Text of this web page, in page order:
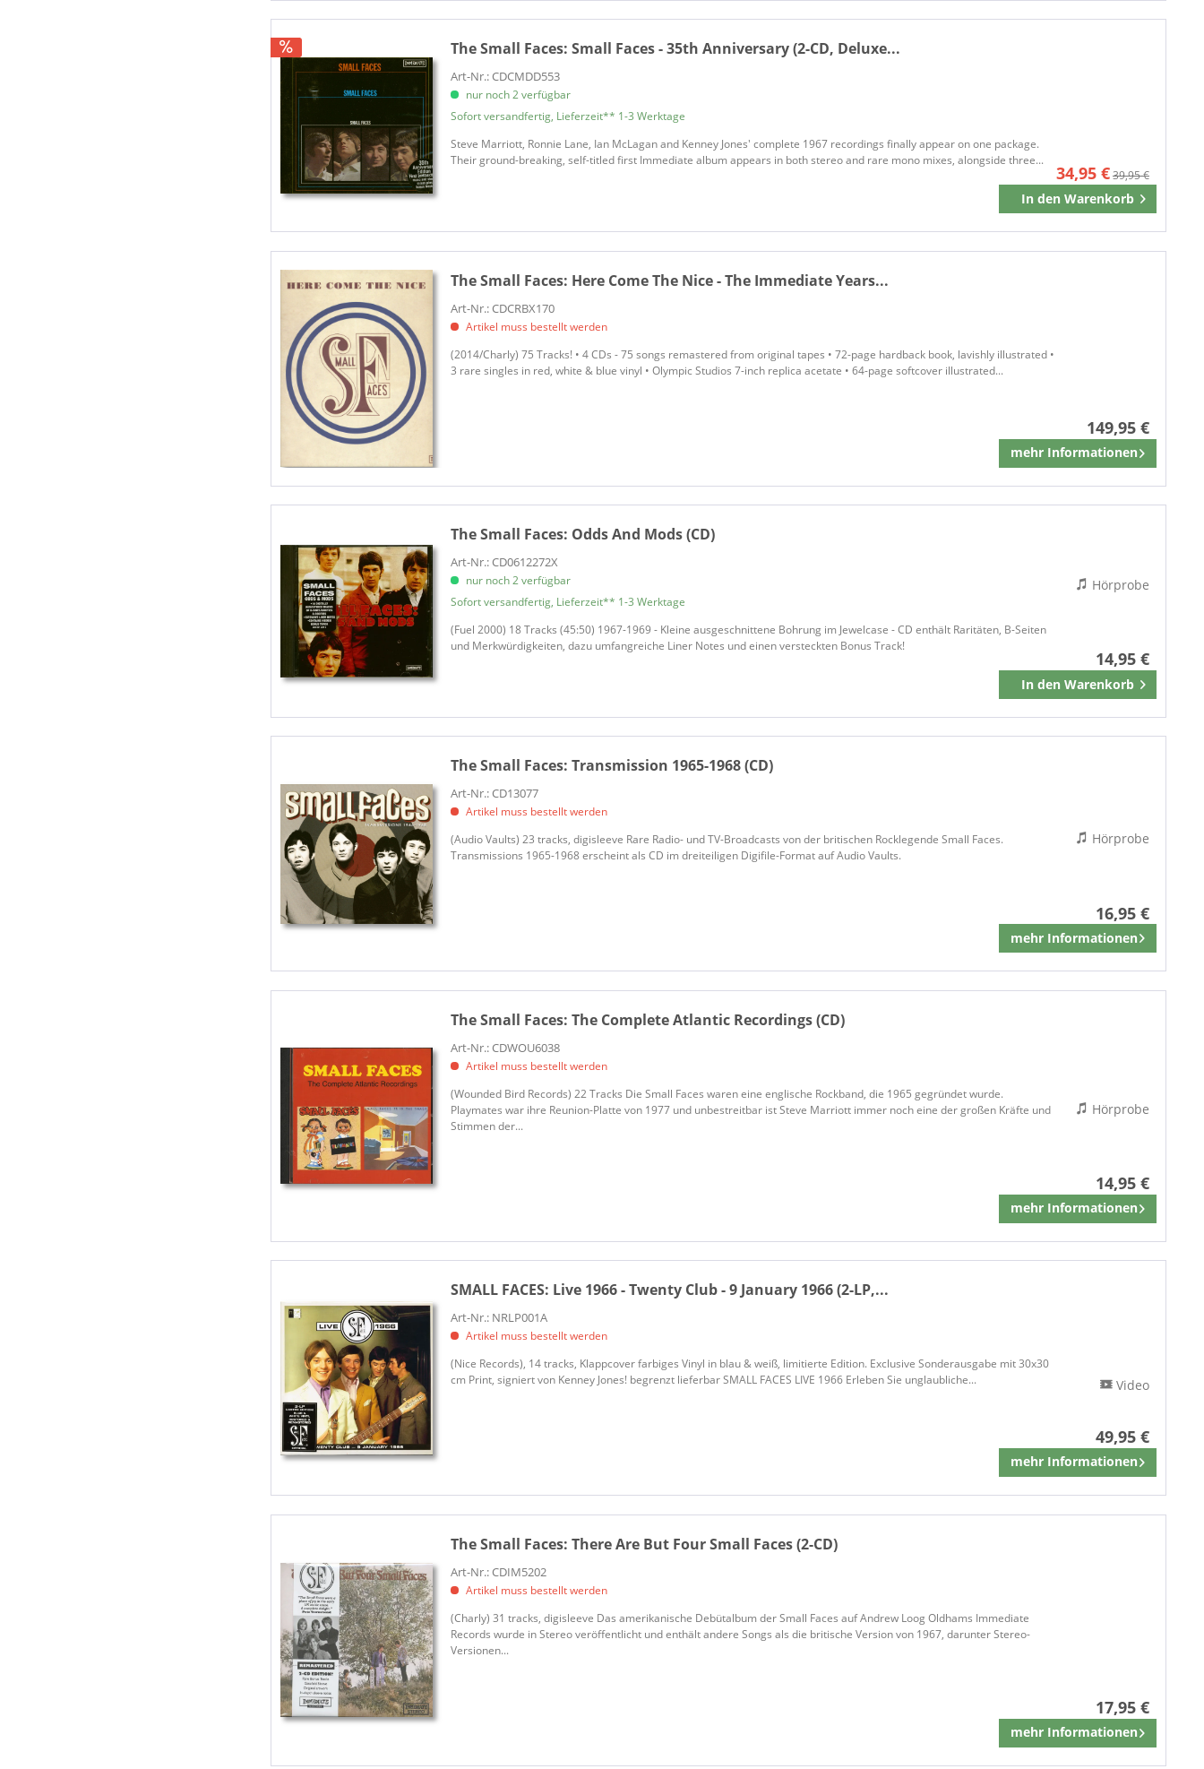
The Small Faces:Small Faces - 35th Anniversary (2-CD, Deluxe...
Art-Nr.: CDCMDD553
nur noch 2 verfügbar
Sofort versandfertig, Lieferzeit** 1-3 Werktage
Steve Marriott, Ronnie Lane, Ian McLagan and Kenney Jones' complete 1967 recordings finally appear on one package.
Their ground-breaking, self-titled first Immediate album appears in both stereo and rare mono mixes, alongside three...
34,95 €39,95 €
In den Warenkorb
Merken
The Small Faces: Here Come The Nice - The Immediate Years...
Art-Nr.: CDCRBX170
Artikel muss bestellt werden
(2014/Charly) 75 Tracks! • 4 CDs - 75 songs remastered from original tapes • 72-page hardback book, lavishly illustrated •
3 rare singles in red, white & blue vinyl • Olympic Studios 7-inch replica acetate • 64-page softcover illustrated...
149,95 €
mehr Informationen
Merken
The Small Faces: Odds And Mods (CD)
Art-Nr.: CD0612272X
nur noch 2 verfügbar
Sofort versandfertig, Lieferzeit** 1-3 Werktage
(Fuel 2000) 18 Tracks (45:50) 1967-1969 - Kleine ausgeschnittene Bohrung im Jewelcase - CD enthält Raritäten, B-Seiten
und Merkwürdigkeiten, dazu umfangreiche Liner Notes und einen versteckten Bonus Track!
14,95 €
In den Warenkorb
Merken
Hörprobe
The Small Faces:Transmission 1965-1968 (CD)
Art-Nr.: CD13077
Artikel muss bestellt werden
(Audio Vaults) 23 tracks, digisleeve Rare Radio- und TV-Broadcasts von der britischen Rocklegende Small Faces.
Transmissions 1965-1968 erscheint als CD im dreiteiligen Digifile-Format auf Audio Vaults.
16,95 €
mehr Informationen
Merken
Hörprobe
The Small Faces:The Complete Atlantic Recordings (CD)
Art-Nr.: CDWOU6038
Artikel muss bestellt werden
(Wounded Bird Records) 22 Tracks Die Small Faces waren eine englische Rockband, die 1965 gegründet wurde.
Playmates war ihre Reunion-Platte von 1977 und unbestreitbar ist Steve Marriott immer noch eine der großen Kräfte und
Stimmen der...
14,95 €
mehr Informationen
Merken
Hörprobe
SMALL FACES: Live 1966 - Twenty Club - 9 January 1966 (2-LP,...
Art-Nr.: NRLP001A
Artikel muss bestellt werden
(Nice Records), 14 tracks, Klappcover farbiges Vinyl in blau & weiß, limitierte Edition. Exclusive Sonderausgabe mit 30x30
cm Print, signiert von Kenney Jones! begrenzt lieferbar SMALL FACES LIVE 1966 Erleben Sie unglaubliche...
49,95 €
mehr Informationen
Merken
Video
The Small Faces:There Are But Four Small Faces (2-CD)
Art-Nr.: CDIM5202
Artikel muss bestellt werden
(Charly) 31 tracks, digisleeve Das amerikanische Debütalbum der Small Faces auf Andrew Loog Oldhams Immediate
Records wurde in Stereo veröffentlicht und enthält andere Songs als die britische Version von 1967, darunter Stereo-
Versionen...
17,95 €
mehr Informationen
Merken